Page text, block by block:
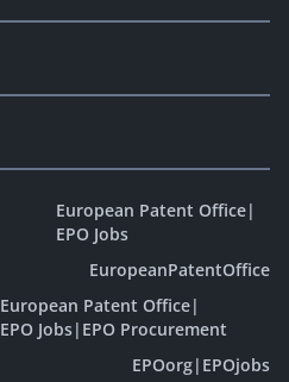
European Patent Office|
EPO Jobs
EuropeanPatentOffice
European Patent Office|
EPO Jobs| EPO Procurement
EPOorg| EPOjobs